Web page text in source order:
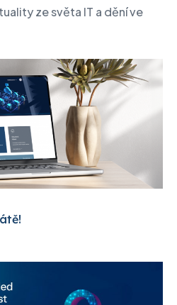
ze světa IT a dění ve